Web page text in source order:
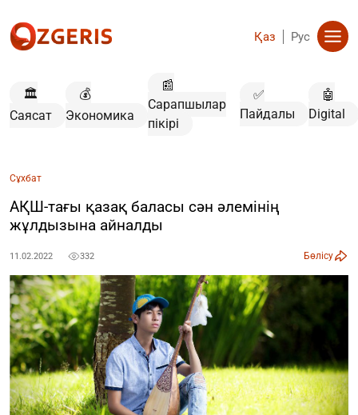
Қаз Рус
🏛️
Саясат
💰
Экономика
📰
Сарапшылар
пікірі
✅
Пайдалы
🤖
Digital
Сұхбат
АҚШ-тағы қазақ баласы сән әлемінің
жұлдызына айналды
11.02.2022 332 Бөлісу